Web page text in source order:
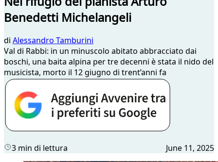
Benedetti Michelangeli
di Alessandro Tamburini
Val di Rabbi: in un minuscolo abitato abbracciato dai
boschi, una baita alpina per tre decenni è stata il nido del
musicista, morto il 12 giugno di trent’anni fa
3 min di lettura June 11, 2025